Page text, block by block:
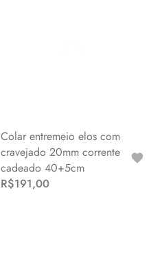
Colar entremeio elos com
cravejado 20mm corrente
cadeado 40+5cm
R$191,00